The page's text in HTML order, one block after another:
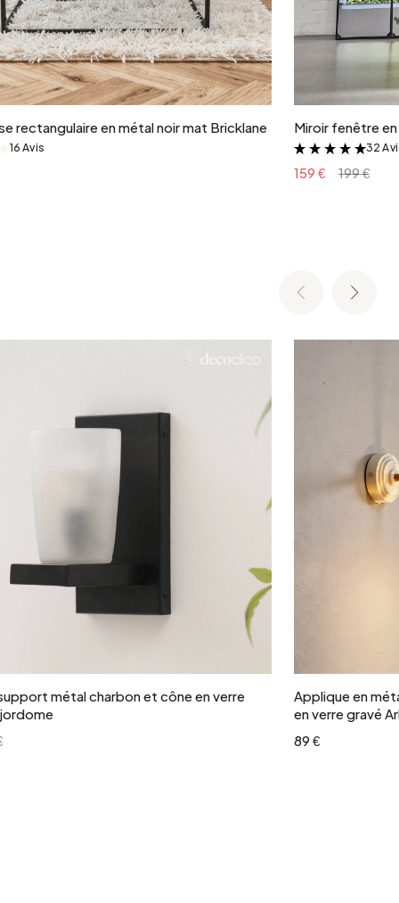
Ajouter au panier
rectangulaire en métal noir mat Bricklane
&
16 Avis
Miroir fenêtre
&
32
159 € 199 €
métal charbon et cône en verre
Applique en
en verre gravé
89 €